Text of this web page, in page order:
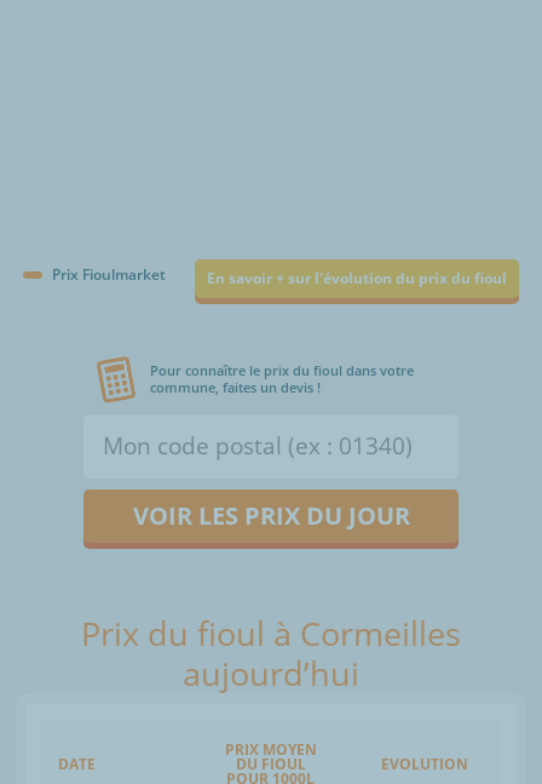
Prix Fioulmarket En savoir + sur l'évolution du prix du fioul
Pour connaître le prix du fioul dans votre
commune, faites un devis !
VOIR LES PRIX DU JOUR
Prix du fioul à Cormeilles
aujourd’hui
DATE
PRIX MOYEN
DU FIOUL
POUR 1000L
EVOLUTION